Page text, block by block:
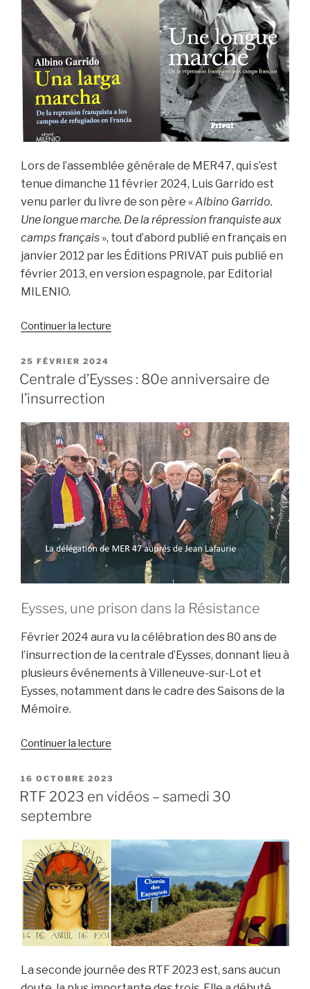
Lors de l’assemblée générale de MER47, qui s’est
tenue dimanche 11 février 2024, Luis Garrido est
venu parler du livre de son père «Albino Garrido.
Une longue marche. De la répression franquiste aux
camps français », tout d’abord publié en français en
janvier 2012 par les Éditions PRIVAT puis publié en
février 2013, en version espagnole, par Editorial
MILENIO.
Continuer la lecture
Luis
de
républicain
espagnol,
à
son
père
Albino »
PUBLIÉ
LE
25 FÉVRIER 2024
Centrale d’Eysses : 80e anniversaire de
l’insurrection
Eysses, une prison dans la Résistance
Février 2024 aura vu la célébration des 80 ans de
l’insurrection de la centrale d’Eysses, donnant lieu à
plusieurs événements à Villeneuve-sur-Lot et
Eysses, notamment dans le cadre des Saisons de la
Mémoire.
Continuer la lecture
d’Eysses :
80e
l’insurrection »
PUBLIÉ
LE
16 OCTOBRE 2023
RTF 2023 en vidéos – samedi 30
septembre
La seconde journée des RTF 2023 est, sans aucun